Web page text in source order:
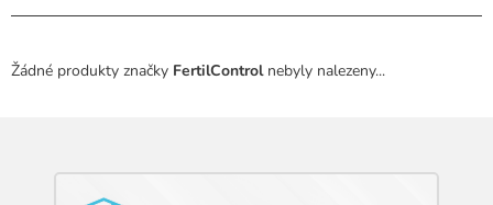
Žádné produkty značky FertilControlnebyly nalezeny...